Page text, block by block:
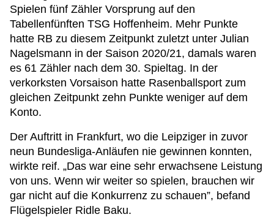
Spielen fünf Zähler Vorsprung auf den
Tabellenfünften TSG Hoffenheim. Mehr Punkte
hatte RB zu diesem Zeitpunkt zuletzt unter Julian
Nagelsmann in der Saison 2020/21, damals waren
es 61 Zähler nach dem 30. Spieltag. In der
verkorksten Vorsaison hatte Rasenballsport zum
gleichen Zeitpunkt zehn Punkte weniger auf dem
Konto.
Der Auftritt in Frankfurt, wo die Leipziger in zuvor
neun Bundesliga-Anläufen nie gewinnen konnten,
wirkte reif. „Das war eine sehr erwachsene Leistung
von uns. Wenn wir weiter so spielen, brauchen wir
gar nicht auf die Konkurrenz zu schauen”, befand
Flügelspieler Ridle Baku.